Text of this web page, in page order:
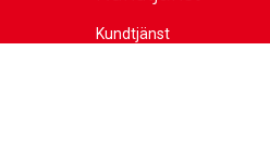
Kundtjänst